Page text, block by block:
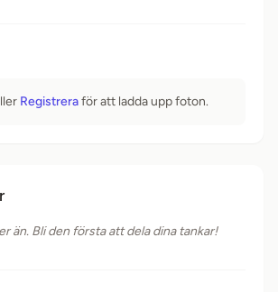
Registreraför att ladda upp foton.
än. Bli den första att dela dina tankar!